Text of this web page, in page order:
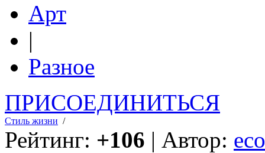
Арт
|
Разное
ПРИСОЕДИНИТЬСЯ
Стиль жизни /
Рейтинг: +106 | Автор: